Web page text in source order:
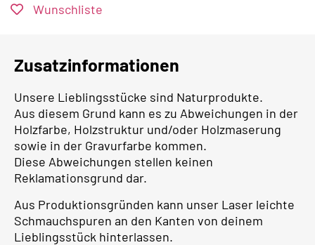
Wunschliste
Zusatzinformationen
Unsere Lieblingsstücke sind Naturprodukte.
Aus diesem Grund kann es zu Abweichungen in der
Holzfarbe, Holzstruktur und/oder Holzmaserung
sowie in der Gravurfarbe kommen.
Diese Abweichungen stellen keinen
Reklamationsgrund dar.
Aus Produktionsgründen kann unser Laser leichte
Schmauchspuren an den Kanten von deinem
Lieblingsstück hinterlassen.